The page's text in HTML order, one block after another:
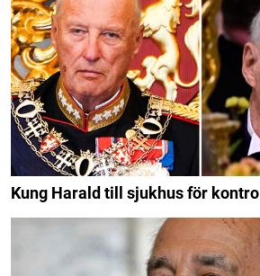
Kung Harald till sjukhus för kontroll